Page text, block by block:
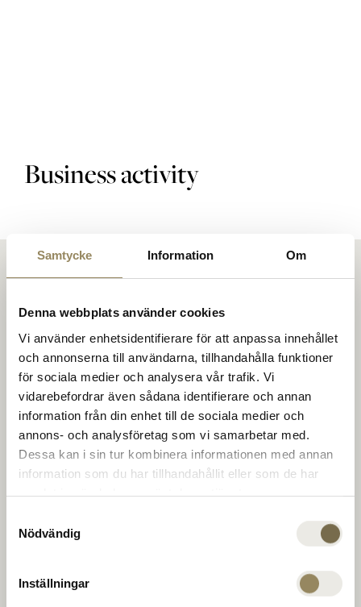
Samtycke Information Om
Denna webbplats använder cookies
Vi använder enhetsidentifierare för att anpassa innehållet
och annonserna till användarna, tillhandahålla funktioner
för sociala medier och analysera vår trafik. Vi
vidarebefordrar även sådana identifierare och annan
information från din enhet till de sociala medier och
annons- och analysföretag som vi samarbetar med.
Dessa kan i sin tur kombinera informationen med annan
information som du har tillhandahållit eller som de har
samlat in när du har använt deras tjänster.
Nödvändig
Inställningar
Golf package
Restaurant
Hotel
The Range
Golf coach
Company
Business activity
At The National, people meet to play golf on top-
class courses. To develop skills at one of Europe's
best training facilities. For dinner, a drink, or a
conference in the clubhouse. To round things off,
unwind, or step up your game. For new
opportunities for unbeatable meetings. Every day.
PGA Sweden National on Leadingcourses.com
The National